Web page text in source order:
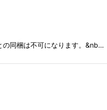
の同梱は不可になります。&nb…